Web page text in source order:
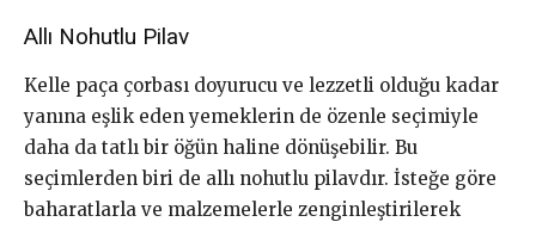
Allı Nohutlu Pilav
Kelle paça çorbası doyurucu ve lezzetli olduğu kadar
yanına eşlik eden yemeklerin de özenle seçimiyle
daha da tatlı bir öğün haline dönüşebilir. Bu
seçimlerden biri de allı nohutlu pilavdır. İsteğe göre
baharatlarla ve malzemelerle zenginleştirilerek